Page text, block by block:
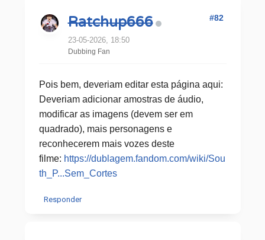
Ratchup666
23-05-2026, 18:50
Dubbing Fan
#82
Pois bem, deveriam editar esta página aqui:
Deveriam adicionar amostras de áudio,
modificar as imagens (devem ser em
quadrado), mais personagens e
reconhecerem mais vozes deste
filme: https://dublagem.fandom.com/wiki/Sou
th_P...Sem_Cortes
Responder